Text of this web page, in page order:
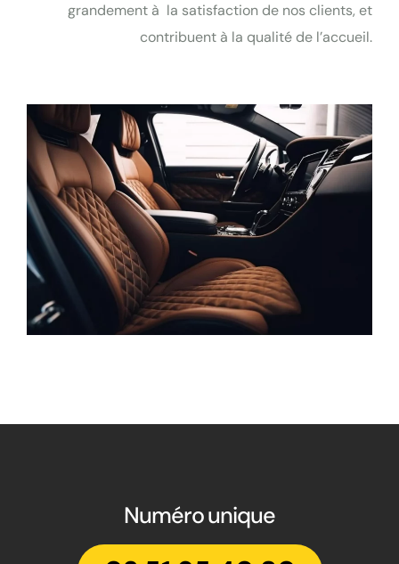
grandement à la satisfaction de nos clients, et
contribuent à la qualité de l’accueil.
Numéro unique